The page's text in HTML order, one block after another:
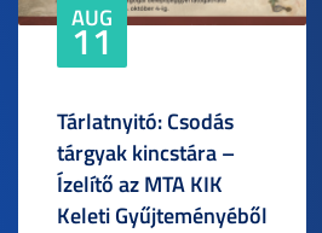
AUG
11
Tárlatnyitó: Csodás
tárgyak kincstára –
Ízelítő az MTA KIK
Keleti Gyűjteményéből